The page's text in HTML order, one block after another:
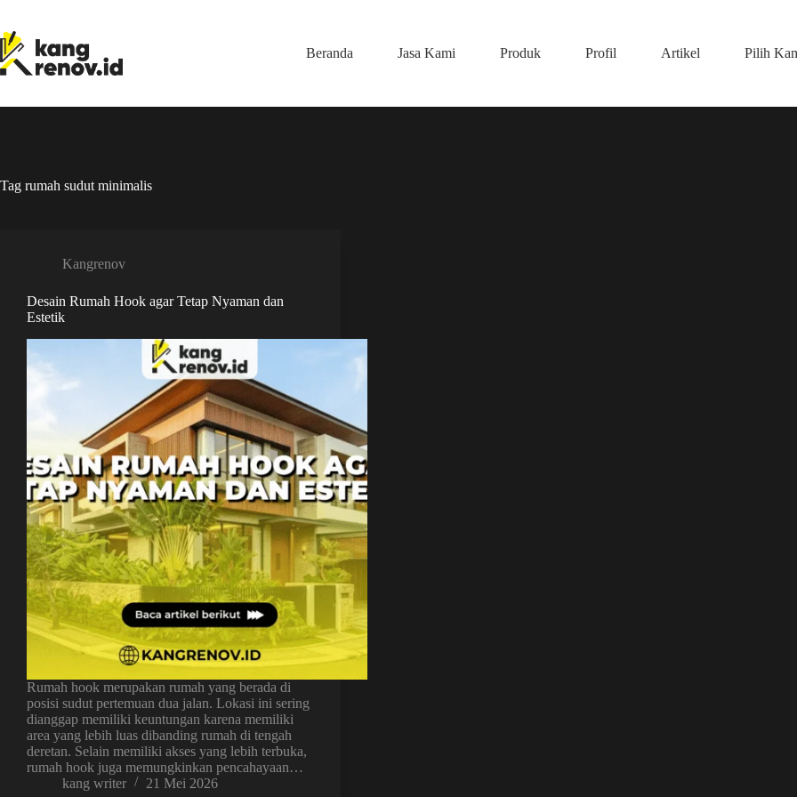
content
Beranda
Jasa Kami Produk Profil Artikel Pilih
Tag rumah sudut minimalis
Kangrenov
Desain Rumah Hook agar Tetap Nyaman dan
Estetik
Rumah hook merupakan rumah yang berada di
posisi sudut pertemuan dua jalan. Lokasi ini sering
dianggap memiliki keuntungan karena memiliki
area yang lebih luas dibanding rumah di tengah
deretan. Selain memiliki akses yang lebih terbuka,
rumah hook juga memungkinkan pencahayaan…
kang writer
21 Mei 2026